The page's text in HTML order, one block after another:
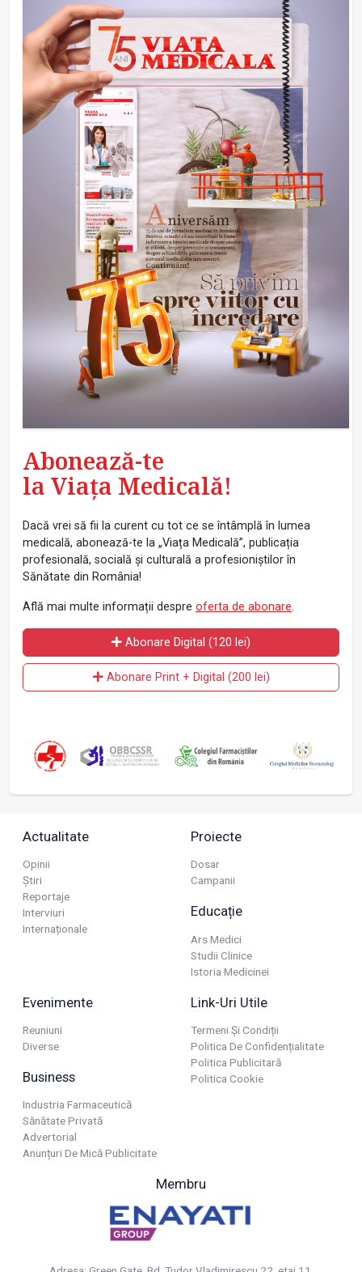
Abonează-te
la Viața Medicală!
Dacă vrei să fii la curent cu tot ce se întâmplă în lumea
medicală, abonează-te la „Viața Medicală”, publicația
profesională, socială și culturală a profesioniștilor în
Sănătate din România!
Află mai multe informații despre oferta de abonare.
Abonare Digital (120 lei)
Abonare Print + Digital (200 lei)
Actualitate
Opinii
Știri
Reportaje
Interviuri
Internaționale
Proiecte
Dosar
Campanii
Educație
Ars Medici
Studii Clinice
Istoria Medicinei
Evenimente
Reuniuni
Diverse
Business
Industria Farmaceutică
Sănătate Privată
Advertorial
Anunțuri De Mică Publicitate
Link-Uri Utile
Termeni Și Condiții
Politica De Confidențialitate
Politica Publicitară
Politica Cookie
Membru